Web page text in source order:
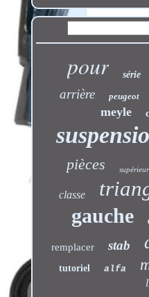
pour série
arrière peugeot
meyle
pièces supérieur
classe
gauche
remplacer stab
tutoriel alfa